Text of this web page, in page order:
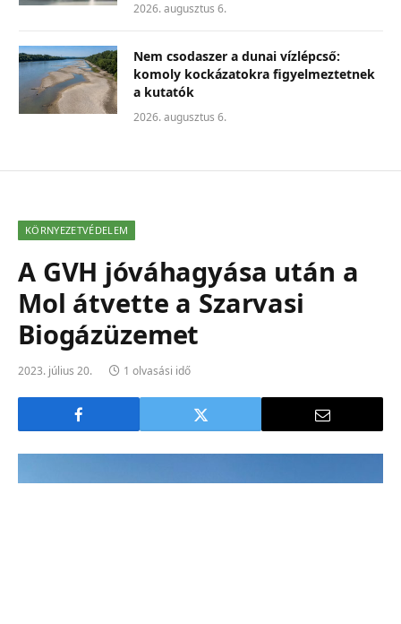
2026. augusztus 6.
Nem csodaszer a dunai vízlépcső:
komoly kockázatokra figyelmeztetnek
a kutatók
2026. augusztus 6.
KÖRNYEZETVÉDELEM
A GVH jóváhagyása után a
Mol átvette a Szarvasi
Biogázüzemet
2023. július 20. 1 olvasási idő